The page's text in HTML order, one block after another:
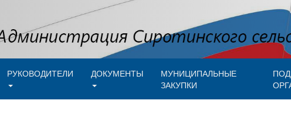
РУКОВОДИТЕЛИ ДОКУМЕНТЫ
МУНИЦИПАЛЬНЫЕ
ЗАКУПКИ